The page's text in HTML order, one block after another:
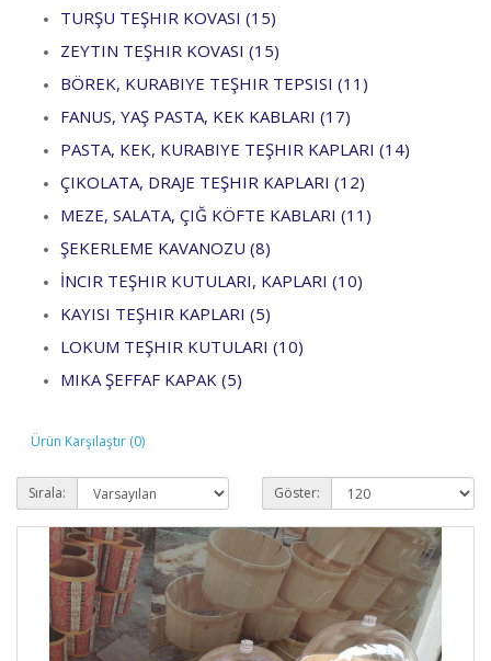
TURŞU TEŞHIR KOVASI (15)
ZEYTIN TEŞHIR KOVASI (15)
BÖREK, KURABIYE TEŞHIR TEPSISI (11)
FANUS, YAŞ PASTA, KEK KABLARI (17)
PASTA, KEK, KURABIYE TEŞHIR KAPLARI (14)
ÇIKOLATA, DRAJE TEŞHIR KAPLARI (12)
MEZE, SALATA, ÇIĞ KÖFTE KABLARI (11)
ŞEKERLEME KAVANOZU (8)
İNCIR TEŞHIR KUTULARI, KAPLARI (10)
KAYISI TEŞHIR KAPLARI (5)
LOKUM TEŞHIR KUTULARI (10)
MIKA ŞEFFAF KAPAK (5)
Ürün Karşılaştır (0)
Sırala: Göster: